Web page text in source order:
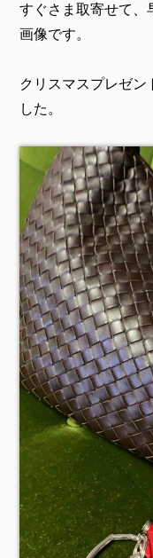
すぐさま取寄せて、
画像です。
クリスマスプレゼ
した。